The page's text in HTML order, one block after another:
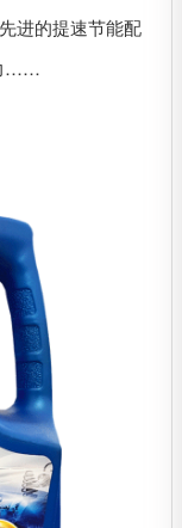
进的提速节能配
……